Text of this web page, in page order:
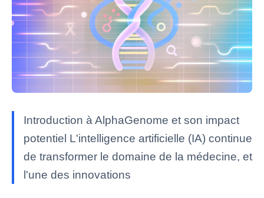
Introduction à AlphaGenome et son impact
potentiel L'intelligence artificielle (IA) continue
de transformer le domaine de la médecine, et
l'une des innovations